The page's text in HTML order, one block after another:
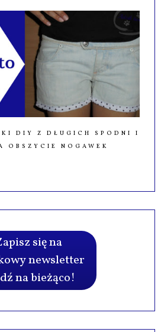
DIY Z DŁUGICH SPODNI I
OBSZYCIE NOGAWEK
się na
newsletter
na bieżąco!